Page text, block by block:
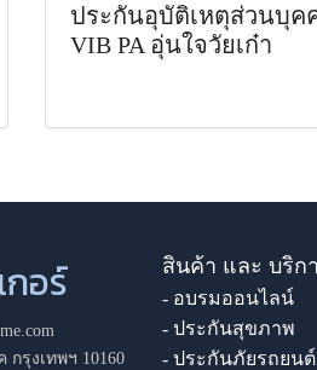
ประกันอุบัติเหตุส่วนบุค
VIB PA อุ่นใจวัยเก๋า
อร์
รุงเทพฯ 10160
สินค้า และ บริก
- อบรมออนไลน์
- ประกันสุขภาพ
- ประกันภัยรถยนต์